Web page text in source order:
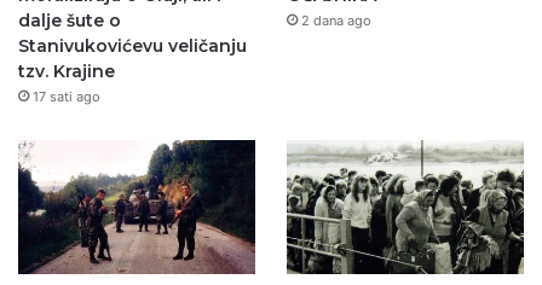
dalje šute o
Stanivukovićevu veličanju
tzv. Krajine
17 sati ago
2 dana ago